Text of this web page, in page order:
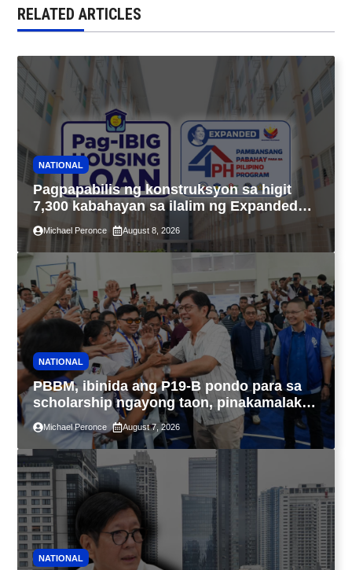
RELATED ARTICLES
NATIONAL
Pagpapabilis ng konstruksyon sa higit
7,300 kabahayan sa ilalim ng Expanded
4PH, posible na sa pagtutulungan ng Pag-
IBIG at P.A. Alvarez
Michael Peronce August 8, 2026
NATIONAL
PBBM, ibinida ang P19-B pondo para sa
scholarship ngayong taon, pinakamalaki
sa kasaysayan ng TESDA
Michael Peronce August 7, 2026
NATIONAL